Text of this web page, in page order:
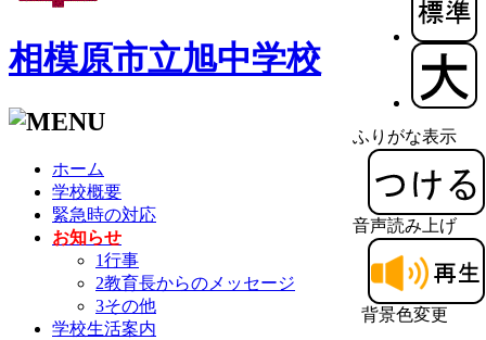
ふりがな表示
音声読み上げ
背景色変更
相模原市立旭中学校
ホーム
学校概要
緊急時の対応
お知らせ
1行事
2教育長からのメッセージ
3その他
学校生活案内